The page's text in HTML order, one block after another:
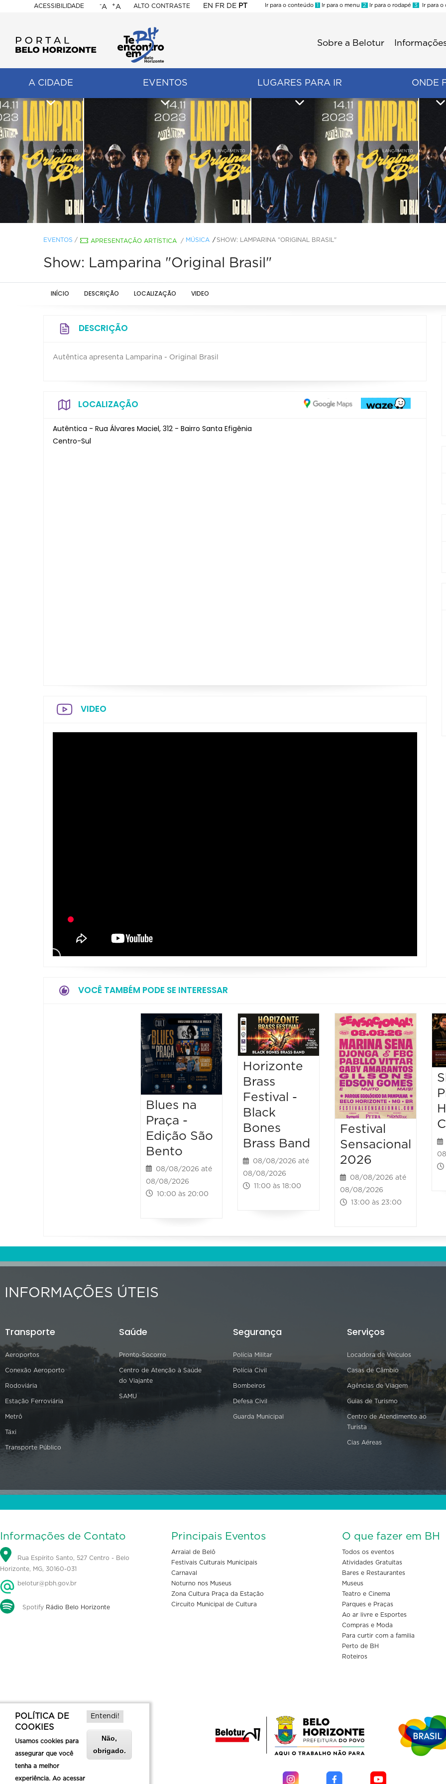
ACESSIBILIDADE
BELO
HORIZONTE
-A +A ALTO CONTRASTE EN FR DE PT
Ir para o conteúdo 1 Ir para o menu 2 Ir para o rodapé 3 Ir para o
Sobre a Belotur
A CIDADE EVENTOS LUGARES PARA IR ONDE
EVENTOS / APRESENTAÇÃO ARTÍSTICA / MÚSICA SHOW: LAMPARINA "ORIGINAL BRASIL"
Show: Lamparina "Original Brasil"
INÍCIO DESCRIÇÃO LOCALIZAÇÃO VIDEO
DESCRIÇÃO
Autêntica apresenta Lamparina - Original Brasil
LOCALIZAÇÃO
Autêntica - Rua Álvares Maciel, 312 - Bairro Santa Efigênia
Centro-Sul
VIDEO
VOCÊ TAMBÉM PODE SE INTERESSAR
Blues na
Praça -
Edição São
Bento
08/08/2026 até
08/08/2026
10:00 às 20:00
Horizonte
Brass
Festival -
Black
Bones
Brass Band
08/08/2026 até
08/08/2026
11:00 às 18:00
Festival
Sensacional
2026
08/08/2026 até
08/08/2026
13:00 às 23:00
INFORMAÇÕES ÚTEIS
Transporte
Aeroportos
Conexão Aeroporto
Rodoviária
Estação Ferroviária
Metrô
Táxi
Transporte Público
Saúde
Pronto-Socorro
Centro de Atenção à Saúde
do Viajante
SAMU
Segurança
Polícia Militar
Polícia Civil
Bombeiros
Defesa Civil
Guarda Municipal
Serviços
Locadora de Veículos
Casas de Câmbio
Agências de Viagem
Guias de Turismo
Centro de Atendimento ao
Turista
Cias Aéreas
Informações de Contato
Rua Espírito Santo, 527 Centro - Belo
Horizonte, MG, 30160-031
belotur@pbh.gov.br
Spotify Rádio Belo Horizonte
Principais Eventos
Arraial de Belô
Festivais Culturais Municipais
Carnaval
Noturno nos Museus
Zona Cultura Praça da Estação
Circuito Municipal de Cultura
O que fazer em BH
Todos os eventos
Atividades Gratuitas
Bares e Restaurantes
Museus
Teatro e Cinema
Parques e Praças
Ao ar livre e Esportes
Compras e Moda
Para curtir com a familia
Perto de BH
Roteiros
POLÍTICA DE
COOKIES
Usamos cookies para
assegurar que você
tenha a melhor
experiência. Ao acessar
Entendi!
Não,
obrigado.